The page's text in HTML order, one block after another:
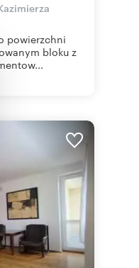
powierzchni
bloku z